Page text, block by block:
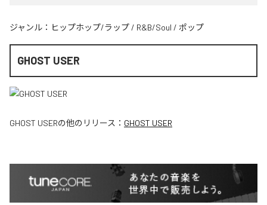
ジャンル： ヒップホップ/ラップ / R&B/Soul / ポップ
GHOST USER
GHOST USERの他のリリース： GHOST USER